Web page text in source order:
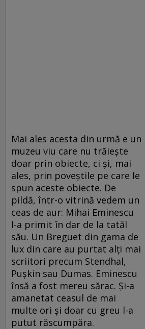
Mai ales acesta din urmă e un
muzeu viu care nu trăiește
doar prin obiecte, ci și, mai
ales, prin poveștile pe care le
spun aceste obiecte. De
pildă, într-o vitrină vedem un
ceas de aur: Mihai Eminescu
l-a primit în dar de la tatăl
său. Un Breguet din gama de
lux din care au purtat alți mai
scriitori precum Stendhal,
Pușkin sau Dumas. Eminescu
însă a fost mereu sărac. Și-a
amanetat ceasul de mai
multe ori și doar cu greu l-a
putut răscumpăra.